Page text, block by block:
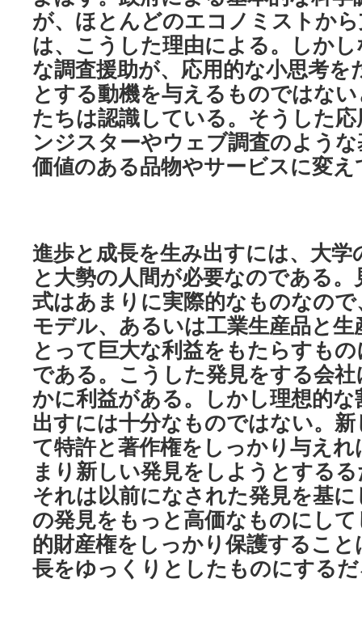
が、ほとんどのエコノミストか
は、こうした理由による。しか
な調査援助が、応用的な小思考
とする動機を与えるものではな
たちは認識している。そうした
ンジスターやウェブ調査のよう
価値のある品物やサービスに変
進歩と成長を生み出すには、大
と大勢の人間が必要なのである
式はあまりに実際的なものなの
モデル、あるいは工業生産品と
とって巨大な利益をもたらすも
である。こうした発見をする会
かに利益がある。しかし理想的
出すには十分なものではない。
て特許と著作権をしっかり与え
まり新しい発見をしようとする
それは以前になされた発見を基
の発見をもっと高価なものにし
的財産権をしっかり保護するこ
長をゆっくりとしたものにする